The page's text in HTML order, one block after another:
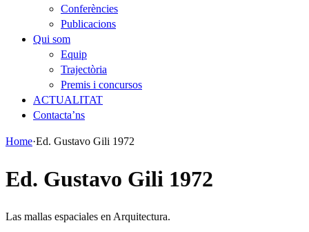
Conferències
Publicacions
Qui som
Equip
Trajectòria
Premis i concursos
ACTUALITAT
Contacta’ns
Home·Ed. Gustavo Gili 1972
Ed. Gustavo Gili 1972
Las mallas espaciales en Arquitectura.